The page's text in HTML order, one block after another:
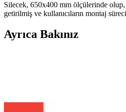
Silecek, 650x400 mm ölçülerinde olup,
getirilmiş ve kullanıcıların montaj
Ayrıca Bakınız
İncirOTO ve Carub Silecek